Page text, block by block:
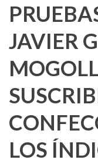
JAVIER
LOS